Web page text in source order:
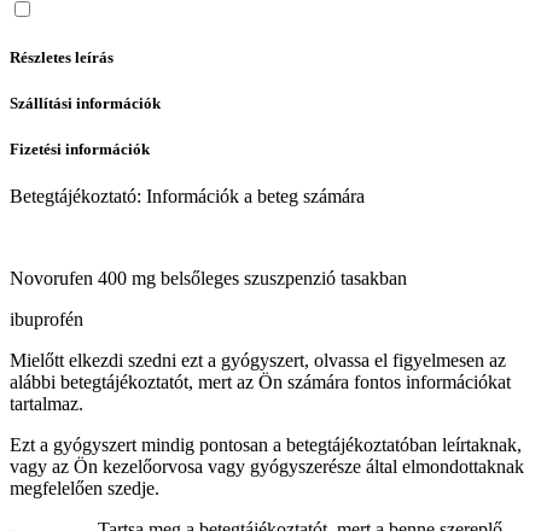
Részletes leírás
Szállítási információk
Fizetési információk
Betegtájékoztató: Információk a beteg számára
Novorufen 400 mg belsőleges szuszpenzió tasakban
ibuprofén
Mielőtt elkezdi szedni ezt a gyógyszert, olvassa el figyelmesen az
alábbi betegtájékoztatót, mert az Ön számára fontos információkat
tartalmaz.
Ezt a gyógyszert mindig pontosan a betegtájékoztatóban leírtaknak,
vagy az Ön kezelőorvosa vagy gyógyszerésze által elmondottaknak
megfelelően szedje.